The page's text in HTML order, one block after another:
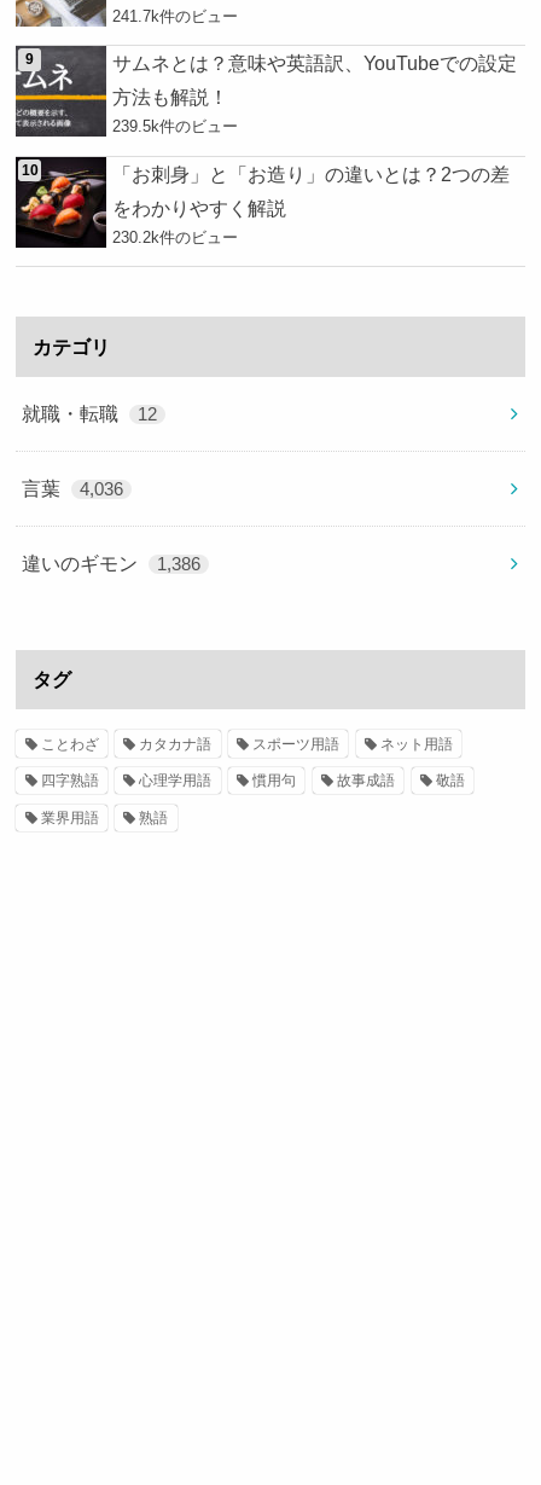
241.7k件のビュー
サムネとは？意味や英語訳、YouTubeでの設定
方法も解説！
239.5k件のビュー
「お刺身」と「お造り」の違いとは？2つの差
をわかりやすく解説
230.2k件のビュー
カテゴリ
就職・転職 12
言葉 4,036
違いのギモン 1,386
タグ
ことわざ カタカナ語 スポーツ用語 ネット用語
四字熟語 心理学用語 慣用句 故事成語 敬語
業界用語 熟語